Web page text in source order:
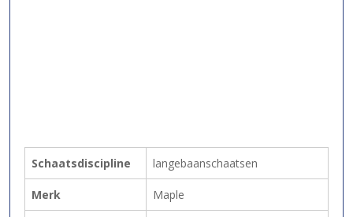
Schaatsdiscipline langebaanschaatsen
Merk Maple